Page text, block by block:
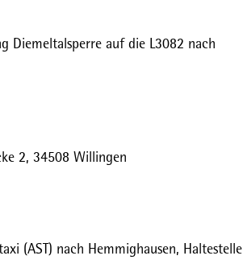
Diemeltalsperre auf die L3082 nach
2, 34508 Willingen
(AST) nach Hemmighausen, Haltestelle